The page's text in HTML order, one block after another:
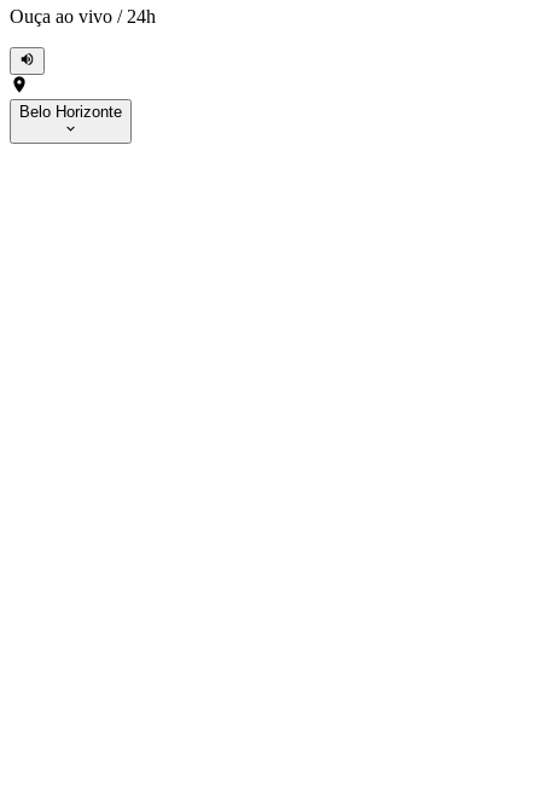
Ouça ao vivo / 24h
Belo Horizonte